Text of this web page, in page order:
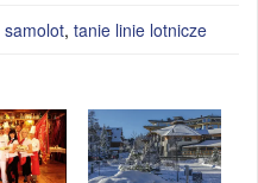
samolot, tanie linie lotnicze